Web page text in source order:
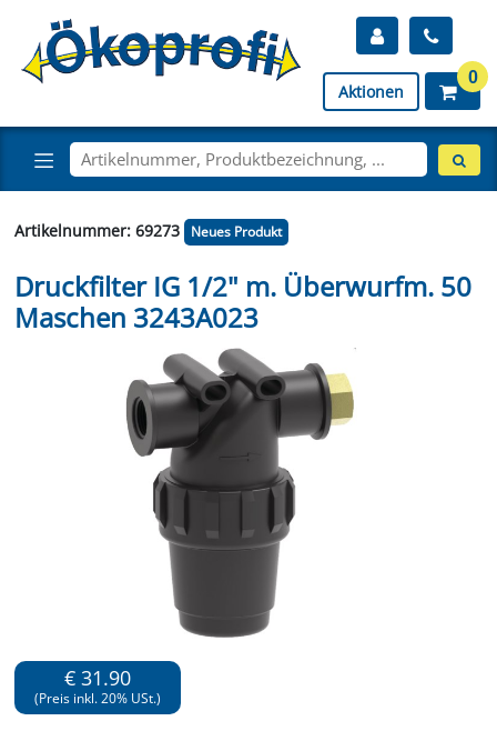
Aktionen
0
Artikelnummer: 69273 Neues Produkt
Druckfilter IG 1/2" m. Überwurfm. 50
Maschen 3243A023
€ 31.90
(Preis inkl. 20% USt.)